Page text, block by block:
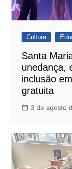
Cultura
Santa
unedança,
inclusão
gratuita
3 de agosto